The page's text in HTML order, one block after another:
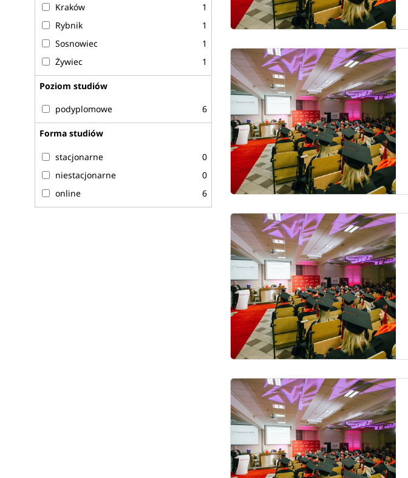
Kraków
1
Rybnik
1
Sosnowiec
1
Żywiec
1
Poziom studiów
podyplomowe 6
Forma studiów
stacjonarne
0
niestacjonarne
0
online
6